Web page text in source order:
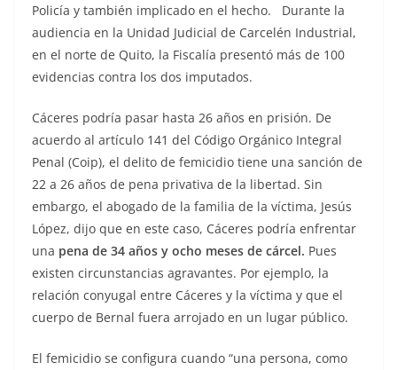
Policía y también implicado en el hecho.
Durante la
audiencia en la Unidad Judicial de Carcelén Industrial,
en el norte de Quito, la Fiscalía presentó más de 100
evidencias contra los dos imputados.
Cáceres podría pasar hasta 26 años en prisión. De
acuerdo al artículo 141 del Código Orgánico Integral
Penal (Coip), el delito de femicidio tiene una sanción de
22 a 26 años de pena privativa de la libertad. Sin
embargo, el abogado de la familia de la víctima, Jesús
López, dijo que en este caso, Cáceres podría enfrentar
una pena de 34 años y ocho meses de cárcel. Pues
existen circunstancias agravantes. Por ejemplo, la
relación conyugal entre Cáceres y la víctima y que el
cuerpo de Bernal fuera arrojado en un lugar público.
El femicidio se configura cuando “una persona, como